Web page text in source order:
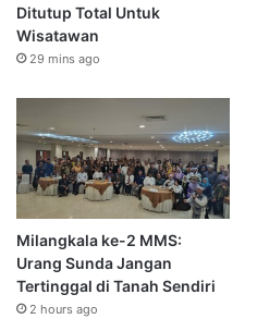
Ditutup Total Untuk
Wisatawan
29 mins ago
Milangkala ke-2 MMS:
Urang Sunda Jangan
Tertinggal di Tanah Sendiri
2 hours ago